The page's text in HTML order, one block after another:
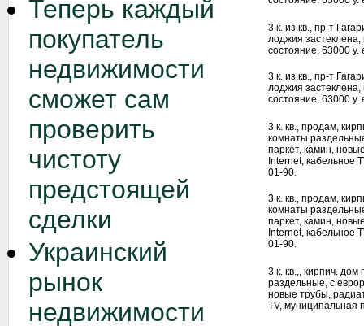
Теперь каждый
покупатель
недвижимости
сможет сам
проверить
чистоту
предстоящей
сделки
Украинский
рынок
недвижимости
3 к. из.кв., пр-т
лоджия
состояние, 63000 у.
3 к. из.кв., пр-т
лоджия
состояние, 63000 у.
3 к. кв., продам,
комнаты
паркет, камин,
Internet, кабельное
01-90.
3 к. кв., продам,
комнаты
паркет, камин,
Internet, кабельное
01-90.
3 к. кв.,, кирпич.
раздельные, с
новые трубы,
TV, муниципальная